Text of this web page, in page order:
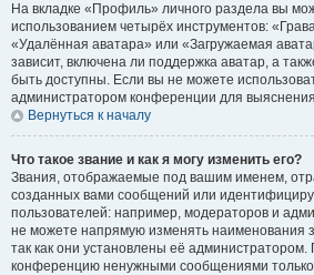
На вкладке «Профиль» личного раздела вы
использованием четырёх инструментов:
«Удалённая аватара» или «Загружаемая
зависит, включена ли поддержка аватар, а
быть доступны. Если вы не можете
администратором конференции для
Вернуться к началу
Что такое звание и как я могу изменить его?
Звания, отображаемые под вашим именем,
созданных вами сообщений или
пользователей: например, модераторов и
не можете напрямую изменять наименования
так как они установлены её
конференцию ненужными сообщениями только